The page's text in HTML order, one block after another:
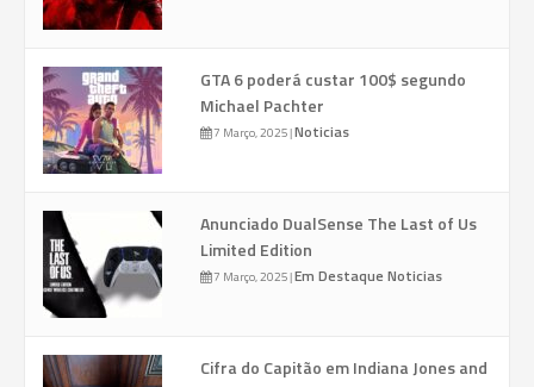
GTA 6 poderá custar 100$ segundo
Michael Pachter
7 Março, 2025|Noticias
Anunciado DualSense The Last of Us
Limited Edition
7 Março, 2025|Em Destaque Noticias
Cifra do Capitão em Indiana Jones and